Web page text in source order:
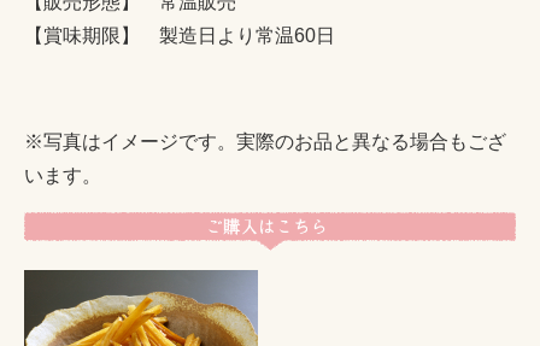
【賞味期限】 製造日より常温60日
※写真はイメージです。実際のお品と異なる場合もござ
います。